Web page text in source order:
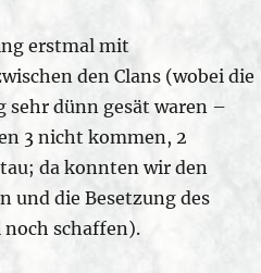
erstmal mit
den Clans (wobei die
sehr dünn gesät waren –
3 nicht kommen, 2
da konnten wir den
und die Besetzung des
noch schaffen).